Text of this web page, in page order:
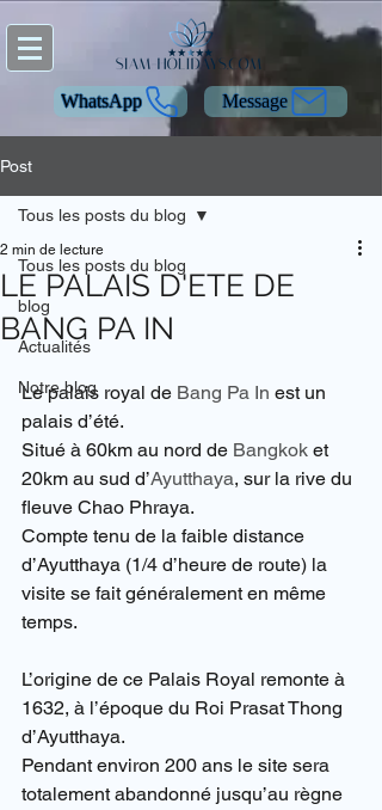
WhatsApp Message
Post
Tous les posts du blog
blog
Actualités
Notre blog
Tous les posts du blog
LE PALAIS D'ETE DE
BANG PA IN
2 min de lecture
Le palais royal de Bang Pa In est un
palais d’été.
Situé à 60km au nord de Bangkok et
20km au sud d’Ayutthaya, sur la rive du
fleuve Chao Phraya.
Compte tenu de la faible distance
d’Ayutthaya (1/4 d’heure de route) la
visite se fait généralement en même
temps.
L’origine de ce Palais Royal remonte à
1632, à l’époque du Roi Prasat Thong
d’Ayutthaya.
Pendant environ 200 ans le site sera
totalement abandonné jusqu’au règne